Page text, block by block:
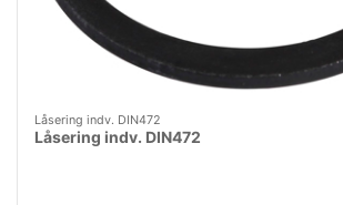
Låsering indv. DIN472
Låsering indv. DIN472